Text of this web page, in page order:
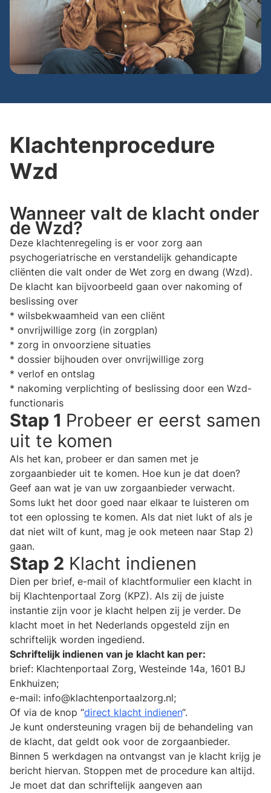
Klachtenprocedure
Wzd
Wanneer valt de klacht onder
de Wzd?
Deze klachtenregeling is er voor zorg aan
psychogeriatrische en verstandelijk gehandicapte
cliënten die valt onder de Wet zorg en dwang (Wzd).
De klacht kan bijvoorbeeld gaan over nakoming of
beslissing over
* wilsbekwaamheid van een cliënt
* onvrijwillige zorg (in zorgplan)
* zorg in onvoorziene situaties
* dossier bijhouden over onvrijwillige zorg
* verlof en ontslag
* nakoming verplichting of beslissing door een Wzd-
functionaris
Stap 1 Probeer er eerst samen
uit te komen
Als het kan, probeer er dan samen met je
zorgaanbieder uit te komen. Hoe kun je dat doen?
Geef aan wat je van uw zorgaanbieder verwacht.
Soms lukt het door goed naar elkaar te luisteren om
tot een oplossing te komen. Als dat niet lukt of als je
dat niet wilt of kunt, mag je ook meteen naar Stap 2)
gaan.
Stap 2 Klacht indienen
Dien per brief, e-mail of klachtformulier een klacht in
bij Klachtenportaal Zorg (KPZ). Als zij de juiste
instantie zijn voor je klacht helpen zij je verder. De
klacht moet in het Nederlands opgesteld zijn en
schriftelijk worden ingediend.
Schriftelijk indienen van je klacht kan per:
brief: Klachtenportaal Zorg, Westeinde 14a, 1601 BJ
Enkhuizen;
e-mail: info@klachtenportaalzorg.nl;
Of via de knop “direct klacht indienen“.
Je kunt ondersteuning vragen bij de behandeling van
de klacht, dat geldt ook voor de zorgaanbieder.
Binnen 5 werkdagen na ontvangst van je klacht krijg je
bericht hiervan. Stoppen met de procedure kan altijd.
Je moet dat dan schriftelijk aangeven aan